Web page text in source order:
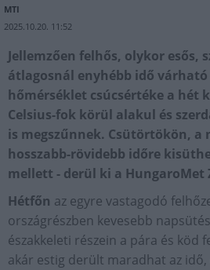
MTI
2025.10.20. 11:52
Jellemzően felhős, olykor esős,
átlagosnál enyhébb idő várható
hőmérséklet csúcsértéke a hét
Celsius-fok körül alakul és
is megszűnnek. Csütörtökön, a
hosszabb-rövidebb időre
mellett - derül ki a HungaroMet
Hétfőn az egyre vastagodó
országrészben kevesebb
északkeleti részein a pára és köd
akár estig derült maradhat az idő,